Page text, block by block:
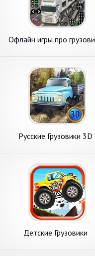
Офлайн игры про
Русские Грузовики 3D
Детские Грузовики